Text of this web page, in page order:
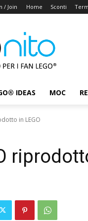
/ Join Home Sconti
IDEAS MOC
in LEGO